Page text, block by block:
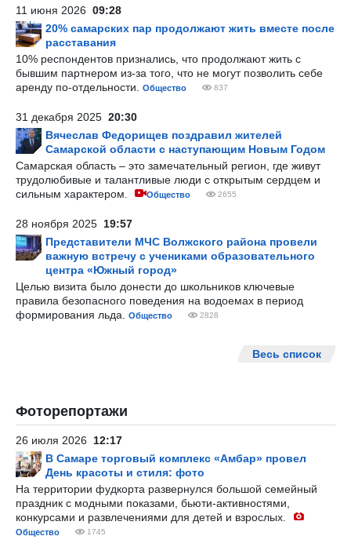
11 июня 2026 09:28
20% самарских пар продолжают жить вместе после
расставания
10% респондентов признались, что продолжают жить с
бывшим партнером из-за того, что не могут позволить себе
аренду по-отдельности.
Общество 837
31 декабря 2025 20:30
Вячеслав Федорищев поздравил жителей
Самарской области с наступающим Новым Годом
Самарская область – это замечательный регион, где живут
трудолюбивые и талантливые люди с открытым сердцем и
сильным характером.
Общество 2655
28 ноября 2025 19:57
Представители МЧС Волжского района провели
важную встречу с учениками образовательного
центра «Южный город»
Целью визита было донести до школьников ключевые
правила безопасного поведения на водоемах в период
формирования льда.
Общество 2828
Весь список
Фоторепортажи
26 июля 2026 12:17
В Самаре торговый комплекс «Амбар» провел
День красоты и стиля: фото
На территории фудкорта развернулся большой семейный
праздник с модными показами, бьюти-активностями,
конкурсами и развлечениями для детей и взрослых.
Общество 1745